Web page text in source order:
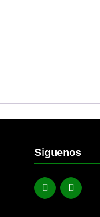
Siguenos